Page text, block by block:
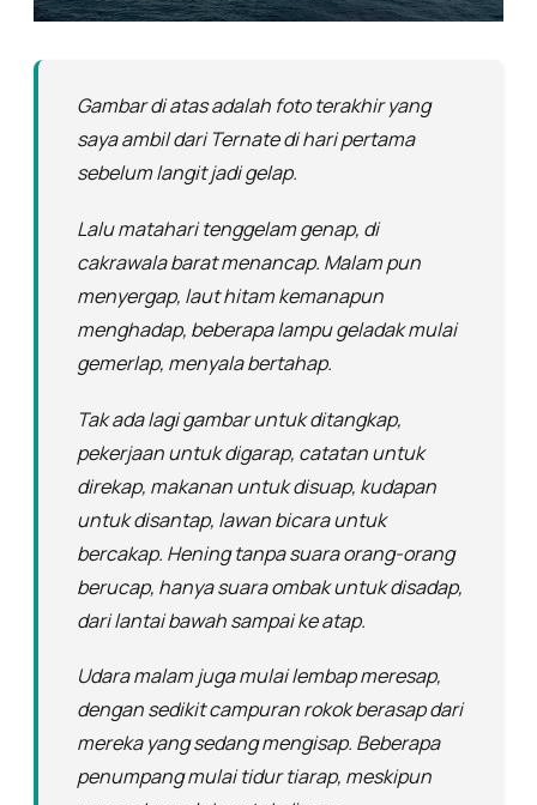
Gambar di atas adalah foto terakhir yang
saya ambil dari Ternate di hari pertama
sebelum langit jadi gelap.
Lalu matahari tenggelam genap, di
cakrawala barat menancap. Malam pun
menyergap, laut hitam kemanapun
menghadap, beberapa lampu geladak mulai
gemerlap, menyala bertahap.
Tak ada lagi gambar untuk ditangkap,
pekerjaan untuk digarap, catatan untuk
direkap, makanan untuk disuap, kudapan
untuk disantap, lawan bicara untuk
bercakap. Hening tanpa suara orang-orang
berucap, hanya suara ombak untuk disadap,
dari lantai bawah sampai ke atap.
Udara malam juga mulai lembap meresap,
dengan sedikit campuran rokok berasap dari
mereka yang sedang mengisap. Beberapa
penumpang mulai tidur tiarap, meskipun